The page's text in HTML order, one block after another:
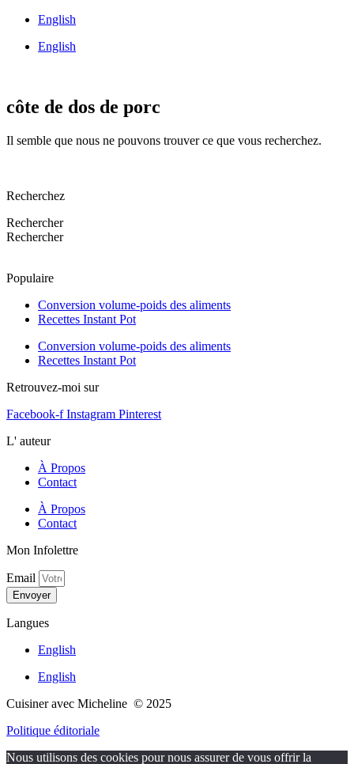
English
English
côte de dos de porc
Il semble que nous ne pouvons trouver ce que vous recherchez.
Recherchez
Rechercher
Rechercher
Populaire
Conversion volume-poids des aliments
Recettes Instant Pot
Conversion volume-poids des aliments
Recettes Instant Pot
Retrouvez-moi sur
Facebook-f Instagram Pinterest
L' auteur
À Propos
Contact
À Propos
Contact
Mon Infolettre
Email
Envoyer
Langues
English
English
Cuisiner avec Micheline © 2025
Politique éditoriale
Nous utilisons des cookies pour nous assurer de vous offrir la